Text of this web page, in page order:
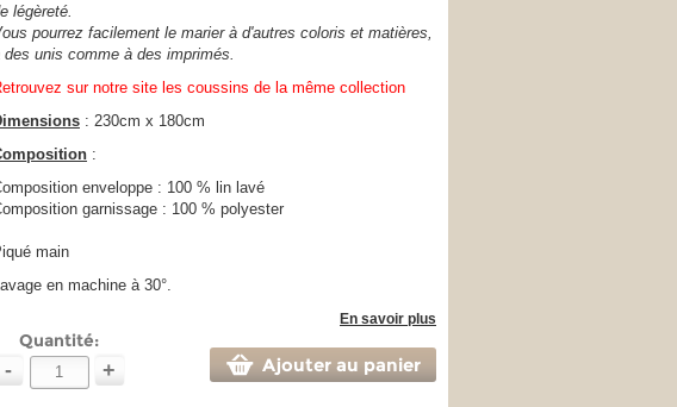
légèreté.
pourrez facilement le marier à d'autres coloris et matières,
des unis comme à des imprimés.
sur notre site les coussins de la même collection
: 230cm x 180cm
:
enveloppe : 100 % lin lavé
garnissage : 100 % polyester
main
en machine à 30°.
En savoir plus
Quantité:
- + Ajouter au panier